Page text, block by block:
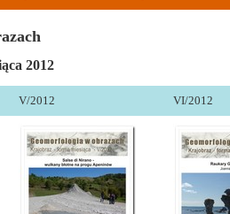
2012
V/2012 VI/2012